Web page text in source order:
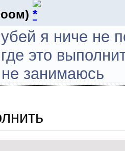
я ниче не
это
занимаюсь